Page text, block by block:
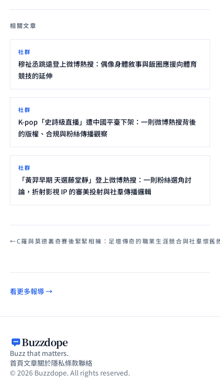
相關文章
社群
穆祉丞跳遠登上微博熱搜：偶像身體敘事與飯圈應援向體育
競技的延伸
社群
K-pop「史詩級直播」遭中國平臺下架：一則微博熱搜背後
的版權、合規與粉絲傳播觀察
社群
「黃羿早期 天選藤堂靜」登上微博熱搜：一則粉絲選角討
論，折射影視 IP 的審美投射與社羣傳播邏輯
←C羅與莫德裏奇賽後緊緊相擁：足壇傳奇的職業生涯競合與社羣懷舊
看更多報導 →
Buzzdope
Buzz that matters.
首頁文章關於隱私條款聯絡
© 2026 Buzzdope. All rights reserved.